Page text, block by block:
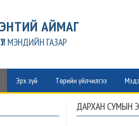
АЙМАГ
МЭНДИЙН ГАЗАР
Эрх зүй Төрийн үйлчилгээ
ДАРХАН СУМЫН